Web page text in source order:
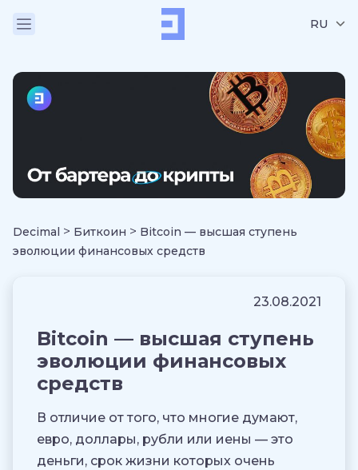
RU
Decimal > Биткоин > Bitcoin — высшая ступень
эволюции финансовых средств
23.08.2021
Bitcoin — высшая ступень
эволюции финансовых
средств
В отличие от того, что многие думают,
евро, доллары, рубли или иены — это
деньги, срок жизни которых очень